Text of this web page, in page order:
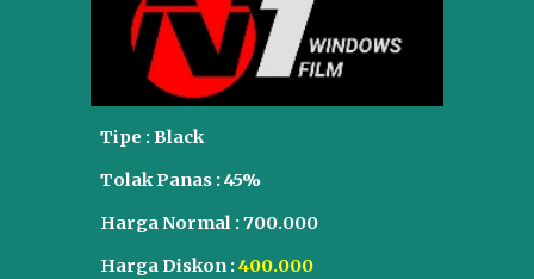
Tipe : Black
Tolak Panas : 45%
Harga Normal : 700.000
Harga Diskon :400.000